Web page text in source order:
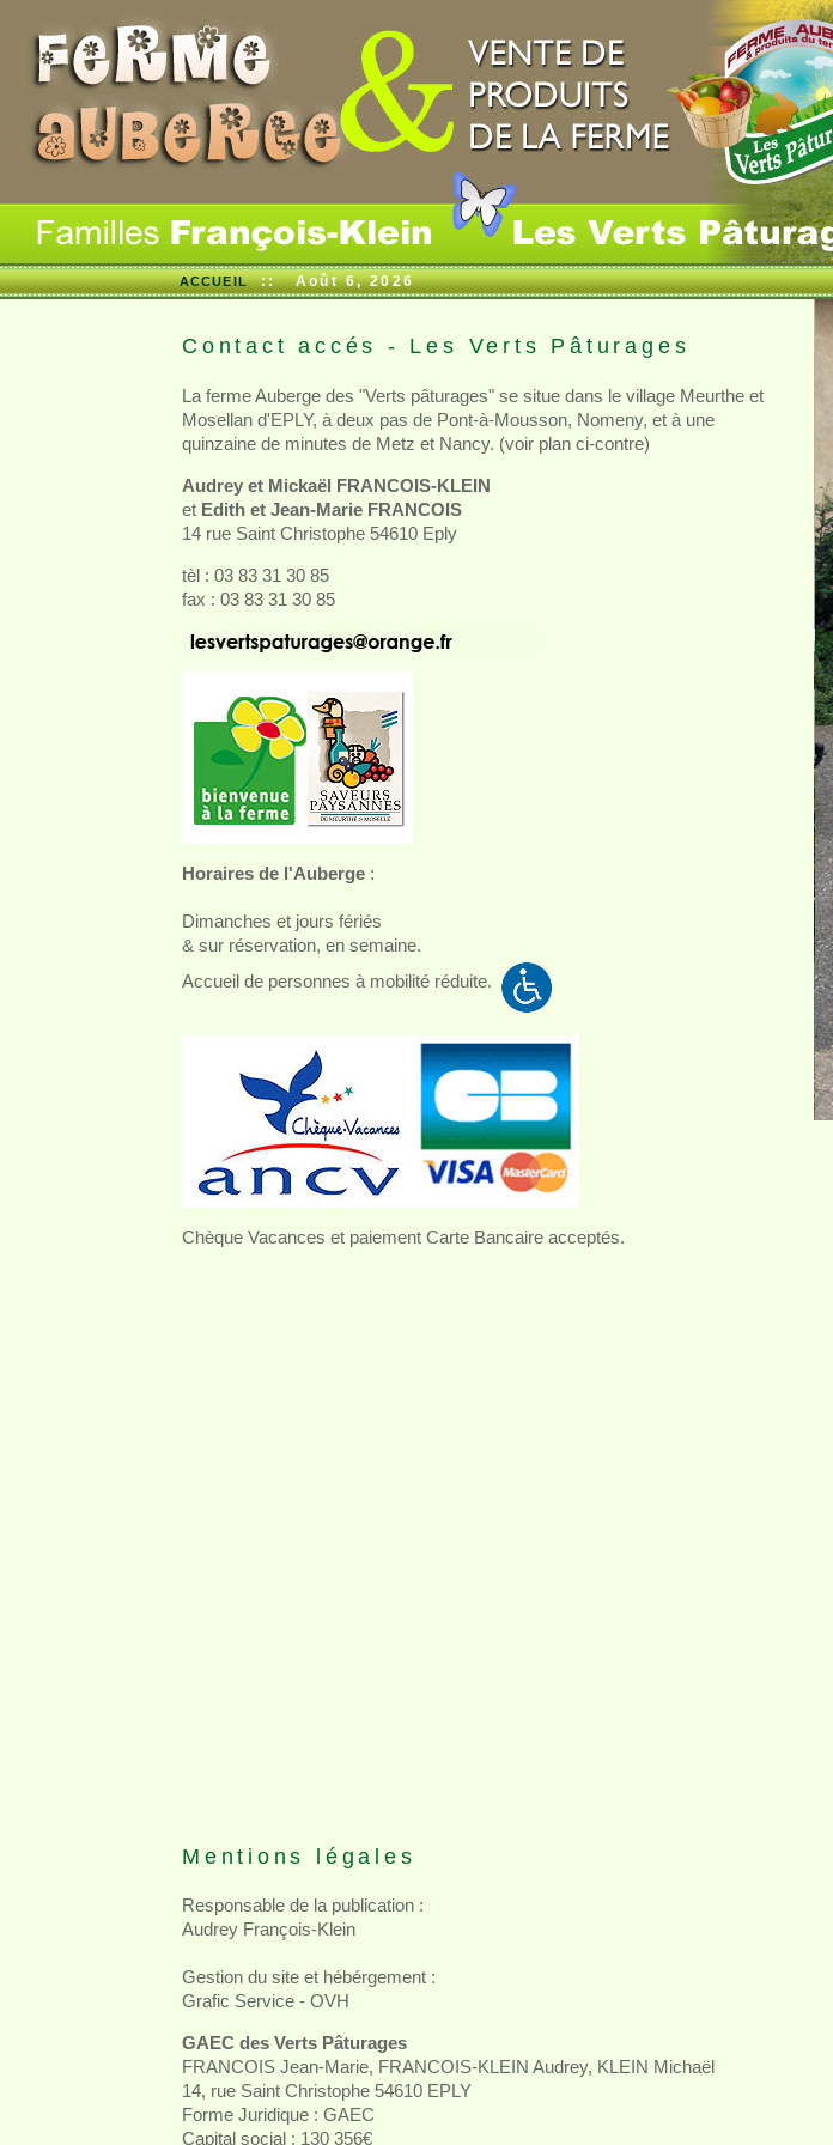
ACCUEIL::Août 6, 2026
Contact accés - Les Verts Pâturages
La ferme Auberge des "Verts pâturages" se situe dans le village Meurthe et
Mosellan d'EPLY, à deux pas de Pont-à-Mousson, Nomeny, et à une
quinzaine de minutes de Metz et Nancy. (voir plan ci-contre)
Audrey et Mickaël FRANCOIS-KLEIN
et Edith et Jean-Marie FRANCOIS
14 rue Saint Christophe 54610 Eply
tèl : 03 83 31 30 85
fax : 03 83 31 30 85
Horaires de l'Auberge :
Dimanches et jours fériés
& sur réservation, en semaine.
Accueil de personnes à mobilité réduite.
Chèque Vacances et paiement Carte Bancaire acceptés.
Mentions légales
Responsable de la publication :
Audrey François-Klein
Gestion du site et hébérgement :
Grafic Service - OVH
GAEC des Verts Pâturages
FRANCOIS Jean-Marie, FRANCOIS-KLEIN Audrey, KLEIN Michaël
14, rue Saint Christophe 54610 EPLY
Forme Juridique : GAEC
Capital social : 130 356€